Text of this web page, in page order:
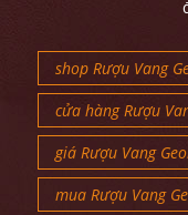
shop Rượu Vang
cửa hàng Rượu
giá Rượu Vang
mua Rượu Vang